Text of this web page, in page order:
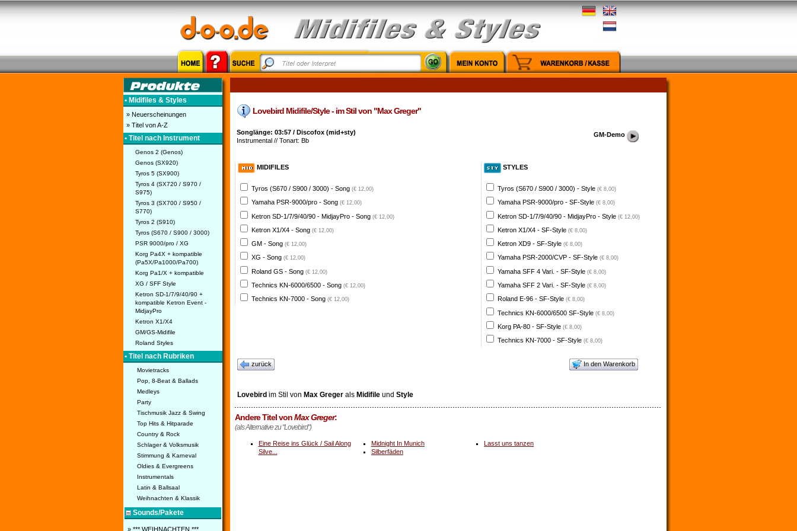
• Midifiles & Styles
» Neuerscheinungen
» Titel von A-Z
• Titel nach Instrument
Genos 2 (Genos)
Genos (SX920)
Tyros 5 (SX900)
Tyros 4 (SX720 / S970 /
S975)
Tyros 3 (SX700 / S950 /
S770)
Tyros 2 (S910)
Tyros (S670 / S900 / 3000)
PSR 9000/pro / XG
Korg Pa4X + kompatible
(Pa5X/Pa1000/Pa700)
Korg Pa1/X + kompatible
XG / SFF Style
Ketron SD-1/7/9/40/90 +
kompatible Ketron Event -
MidjayPro
Ketron X1/X4
GM/GS-Midifile
Roland Styles
• Titel nach Rubriken
Movietracks
Pop, 8-Beat & Ballads
Medleys
Party
Tischmusik Jazz & Swing
Top Hits & Hitparade
Country & Rock
Schlager & Volksmusik
Stimmung & Karneval
Oldies & Evergreens
Instrumentals
Latin & Ballsaal
Weihnachten & Klassik
Sounds/Pakete
» *** WEIHNACHTEN ***
Lovebird Midifile/Style - im Stil von "Max Greger"
Songlänge: 03:57 / Discofox (mid+sty)
Instrumental // Tonart: Bb
GM-Demo
MIDIFILES
Tyros (S670 / S900 / 3000) - Song (€ 12,00)
Yamaha PSR-9000/pro - Song (€ 12,00)
Ketron SD-1/7/9/40/90 - MidjayPro - Song (€ 12,00)
Ketron X1/X4 - Song (€ 12,00)
GM - Song (€ 12,00)
XG - Song (€ 12,00)
Roland GS - Song (€ 12,00)
Technics KN-6000/6500 - Song (€ 12,00)
Technics KN-7000 - Song (€ 12,00)
STYLES
Tyros (S670 / S900 / 3000) - Style (€ 8,00)
Yamaha PSR-9000/pro - SF-Style (€ 8,00)
Ketron SD-1/7/9/40/90 - MidjayPro - Style (€ 12,00)
Ketron X1/X4 - SF-Style (€ 8,00)
Ketron XD9 - SF-Style (€ 8,00)
Yamaha PSR-2000/CVP - SF-Style (€ 8,00)
Yamaha SFF 4 Vari. - SF-Style (€ 8,00)
Yamaha SFF 2 Vari. - SF-Style (€ 8,00)
Roland E-96 - SF-Style (€ 8,00)
Technics KN-6000/6500 SF-Style (€ 8,00)
Korg PA-80 - SF-Style (€ 8,00)
Technics KN-7000 - SF-Style (€ 8,00)
zurück In den Warenkorb
Lovebird im Stil von Max Gregerals Midifileund Style
Andere Titel vonMax Greger:
(als Alternative zu "Lovebird")
Eine Reise ins Glück / Sail Along
Silve...
Midnight In Munich
Lasst uns tanzen
Silberfäden